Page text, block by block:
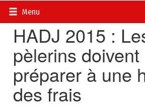
Menu
Accueil>
HADJ 2015 :
pèlerins doivent
préparer à une
des frais